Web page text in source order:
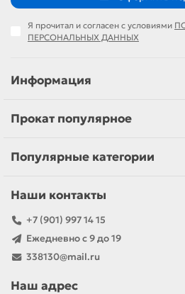
Я прочитал и согласен с условиями
ПЕРСОНАЛЬНЫХ ДАННЫХ
Информация
Прокат популярное
Популярные категории
Наши контакты
+7 (901) 997 14 15
Ежедневно с 9 до 19
338130@mail.ru
Наш адрес